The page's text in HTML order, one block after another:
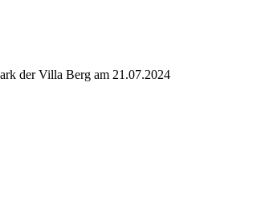
der Villa Berg am 21.07.2024